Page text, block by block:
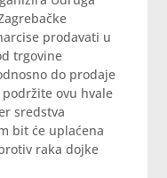
prodavati u
trgovine
do prodaje
ovu hvale
sredstva
bit će uplaćena
raka dojke